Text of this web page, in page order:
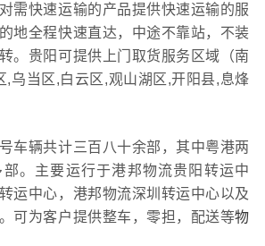
需快速运输的产品提供快速运输的服
地全程快速直达，中途不靠站，不装
。贵阳可提供上门取货服务区域（南
,乌当区,白云区,观山湖区,开阳县,息烽
车辆共计三百八十余部，其中粤港两
。主要运行于港邦物流贵阳转运中
运中心，港邦物流深圳转运中心以及
可为客户提供整车，零担，配送等物